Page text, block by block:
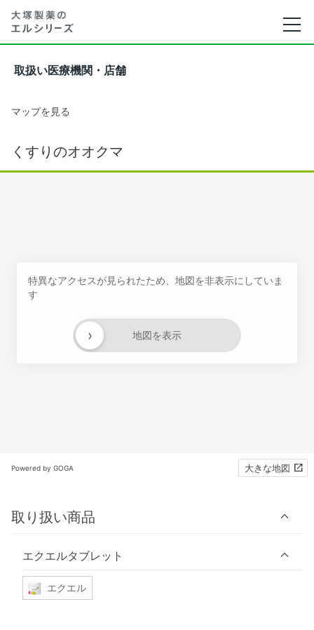
取扱い医療機関・店舗
マップを見る
くすりのオオクマ
特異なアクセスが見られたため、地図を非表示にしていま
す
地図を表示
›
Powered by GOGA 大きな地図
取り扱い商品
エクエルタブレット
エクエル